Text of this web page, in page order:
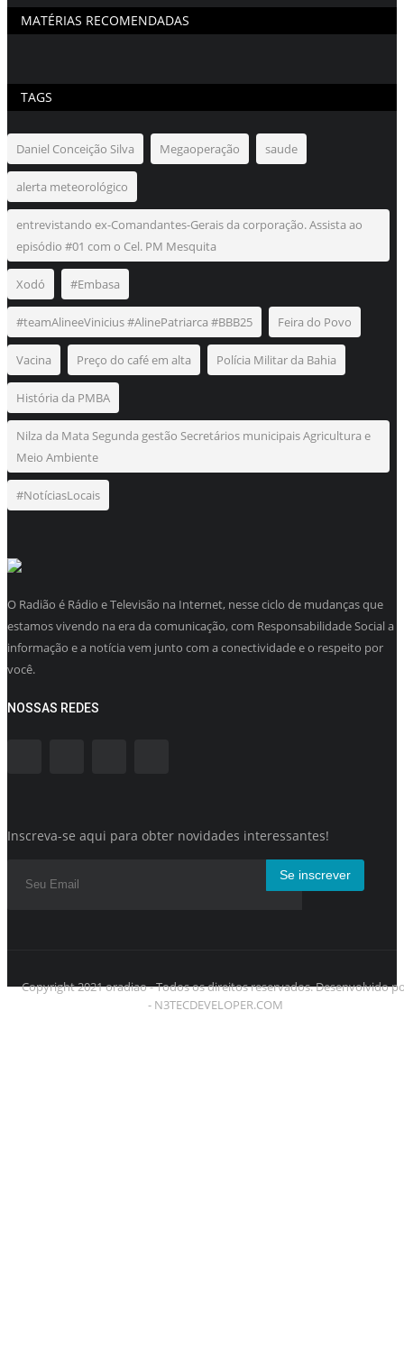
MATÉRIAS RECOMENDADAS
TAGS
Daniel Conceição Silva Megaoperação saude
alerta meteorológico
entrevistando ex-Comandantes-Gerais da corporação. Assista ao
episódio #01 com o Cel. PM Mesquita
Xodó #Embasa
#teamAlineeVinicius #AlinePatriarca #BBB25 Feira do Povo
Vacina Preço do café em alta Polícia Militar da Bahia
História da PMBA
Nilza da Mata Segunda gestão Secretários municipais Agricultura e
Meio Ambiente
#NotíciasLocais
O Radião é Rádio e Televisão na Internet, nesse ciclo de mudanças que
estamos vivendo na era da comunicação, com Responsabilidade Social a
informação e a notícia vem junto com a conectividade e o respeito por
você.
NOSSAS REDES
Inscreva-se aqui para obter novidades interessantes!
Se inscrever
Copyright 2021 oradiao - Todos os direitos reservados. Desenvolvido
- N3TECDEVELOPER.COM